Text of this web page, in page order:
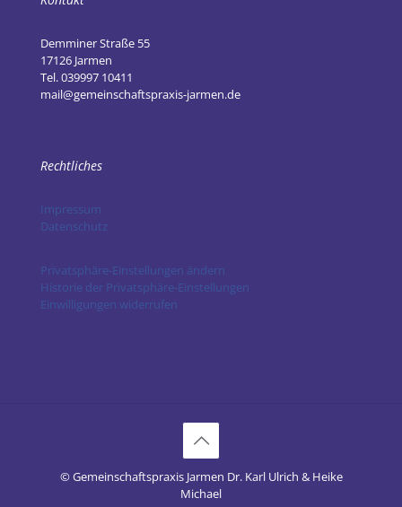
Demminer Straße 55
17126 Jarmen
Tel. 039997 10411
mail@gemeinschaftspraxis-jarmen.de
Rechtliches
Impressum
Datenschutz
Privatsphäre-Einstellungen ändern
Historie der Privatsphäre-Einstellungen
Einwilligungen widerrufen
© Gemeinschaftspraxis Jarmen Dr. Karl Ulrich & Heike
Michael